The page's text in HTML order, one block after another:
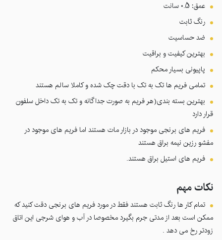
عمق: 0.5 سانت
رنگ ثابت
ضد حساسیت
بهترین کیفیت و براقیت
پاپیونی بسیار محکم
تمامی فریم ها تک به تک با دقت چک شده و کاملا سالم هستند
بهترین بسته بندی(هر فریم به صورت جداگانه و تک به تک داخل سلفون
قرار دارد
فریم های برنجی موجود در بازار مات هستند اما فریم های موجود در
مفشو رزین نیمه براق هستند
فریم های استیل براق هستند.
نکات مهم
تمام کار ها رنگ ثابت هستند فقط در مورد فریم های برنجی دقت کنید که
ممکن است بعد از مدتی جرم بگیرد مخصوصا در آب و هوای شرجی این اتاق
زودتر رخ می دهد .